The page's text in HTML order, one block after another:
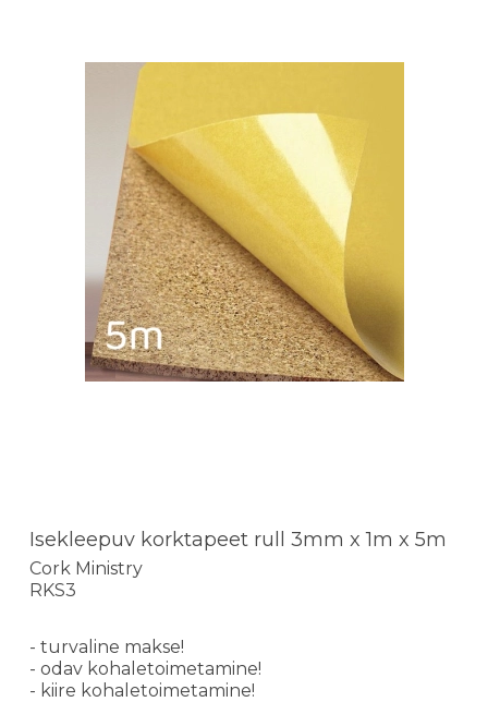
Isekleepuv korktapeet rull 3mm x 1m x 5m
Cork Ministry
RKS3
- turvaline makse!
- odav kohaletoimetamine!
- kiire kohaletoimetamine!